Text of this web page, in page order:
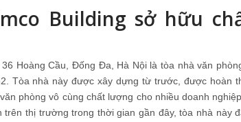
Building sở hữu
Hoàng Cầu, Đống Đa, Hà Nội là tòa nhà văn
Tòa nhà này được xây dựng từ trước, được hoàn
phòng vô cùng chất lượng cho nhiều doanh
trên thị trường trong thời gian gần đây, tòa nhà này